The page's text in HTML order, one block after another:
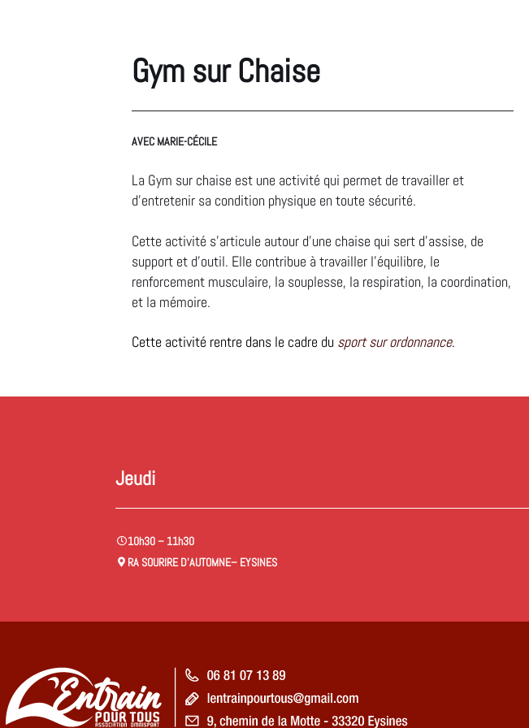
Gym sur Chaise
AVEC MARIE-CÉCILE
La Gym sur chaise est une activité qui permet de travailler et
d’entretenir sa condition physique en toute sécurité.
Cette activité s’articule autour d’une chaise qui sert d’assise, de
support et d’outil. Elle contribue à travailler l’équilibre, le
renforcement musculaire, la souplesse, la respiration, la coordination,
et la mémoire.
Cette activité rentre dans le cadre du sport sur ordonnance.
Jeudi
10h30 – 11h30
RA SOURIRE D’AUTOMNE– EYSINES